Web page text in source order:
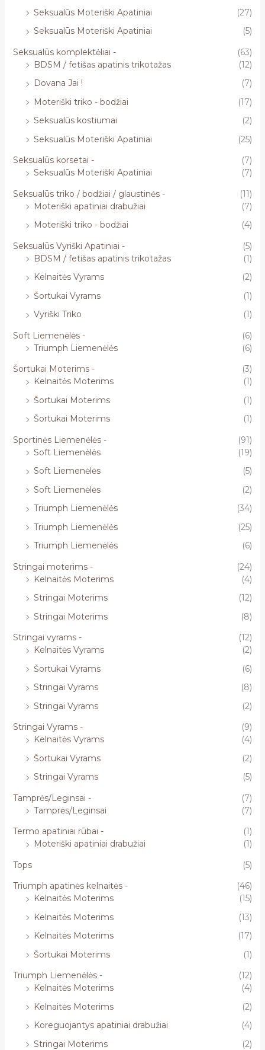
Seksualūs Moteriški Apatiniai
(27)
Seksualūs Moteriški Apatiniai
(5)
Seksualūs komplektėliai -
(63)
BDSM / fetišas apatinis trikotažas
(12)
Dovana Jai !
(7)
Moteriški triko - bodžiai
(17)
Seksualūs kostiumai
(2)
Seksualūs Moteriški Apatiniai
(25)
Seksualūs korsetai -
(7)
Seksualūs Moteriški Apatiniai
(7)
Seksualūs triko / bodžiai / glaustinės -
(11)
Moteriški apatiniai drabužiai
(7)
Moteriški triko - bodžiai
(4)
Seksualūs Vyriški Apatiniai -
(5)
BDSM / fetišas apatinis trikotažas
(1)
Kelnaitės Vyrams
(2)
Šortukai Vyrams
(1)
Vyriški Triko
(1)
Soft Liemenėlės -
(6)
Triumph Liemenėlės
(6)
Šortukai Moterims -
(3)
Kelnaitės Moterims
(1)
Šortukai Moterims
(1)
Šortukai Moterims
(1)
Sportinės Liemenėlės -
(91)
Soft Liemenėlės
(19)
Soft Liemenėlės
(5)
Soft Liemenėlės
(2)
Triumph Liemenėlės
(34)
Triumph Liemenėlės
(25)
Triumph Liemenėlės
(6)
Stringai moterims -
(24)
Kelnaitės Moterims
(4)
Stringai Moterims
(12)
Stringai Moterims
(8)
Stringai vyrams -
(12)
Kelnaitės Vyrams
(2)
Šortukai Vyrams
(6)
Stringai Vyrams
(8)
Stringai Vyrams
(2)
Stringai Vyrams -
(9)
Kelnaitės Vyrams
(4)
Šortukai Vyrams
(2)
Stringai Vyrams
(5)
Tamprės/Leginsai -
(7)
Tamprės/Leginsai
(7)
Termo apatiniai rūbai -
(1)
Moteriški apatiniai drabužiai
(1)
Tops
(5)
Triumph apatinės kelnaitės -
(46)
Kelnaitės Moterims
(15)
Kelnaitės Moterims
(13)
Kelnaitės Moterims
(17)
Šortukai Moterims
(1)
Triumph Liemenėlės -
(12)
Kelnaitės Moterims
(4)
Kelnaitės Moterims
(2)
Koreguojantys apatiniai drabužiai
(4)
Stringai Moterims
(2)